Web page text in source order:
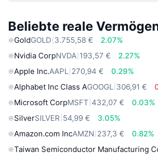
Beliebte reale
GoldGOLD 3.755,58 €
2.07%
Nvidia CorpNVDA 193,57 €
2.27%
Apple Inc.AAPL 270,94 €
0.29%
Alphabet Inc Class AGOOGL 306,91 €
Microsoft CorpMSFT 432,07 €
0.03%
SilverSILVER 54,99 €
3.05%
Amazon.com IncAMZN 237,3 €
0.82%
Taiwan Semiconductor Manufacturing